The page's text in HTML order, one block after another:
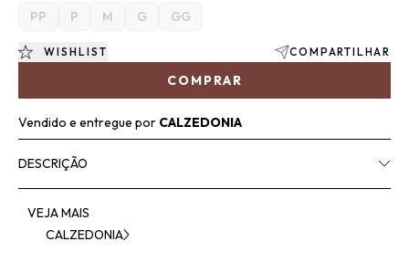
PP P M G GG
COMPRAR
WISHLIST COMPARTILHAR
Vendido e entregue por CALZEDONIA
DESCRIÇÃO
VEJA MAIS
CALZEDONIA